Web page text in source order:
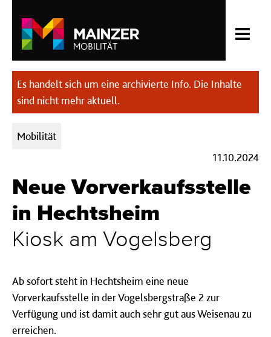
Es handelt sich um eine archivierte Info. Die Inhalte
sind nicht mehr aktuell.
Kategorien:
Mobilität
11.10.2024
Neue Vorverkaufsstelle
in Hechtsheim
Kiosk am Vogelsberg
Ab sofort steht in Hechtsheim eine neue
Vorverkaufsstelle in der Vogelsbergstraße 2 zur
Verfügung und ist damit auch sehr gut aus Weisenau zu
erreichen.